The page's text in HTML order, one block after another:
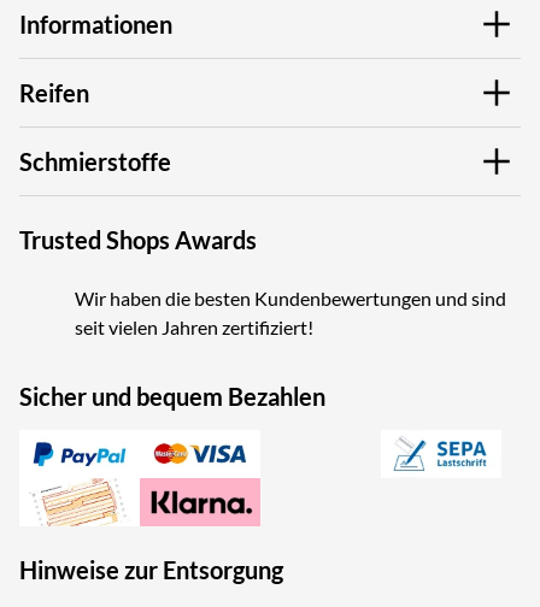
Informationen
Reifen
Schmierstoffe
Trusted Shops Awards
Wir haben die besten Kundenbewertungen und sind
seit vielen Jahren zertifiziert!
Sicher und bequem Bezahlen
Hinweise zur Entsorgung